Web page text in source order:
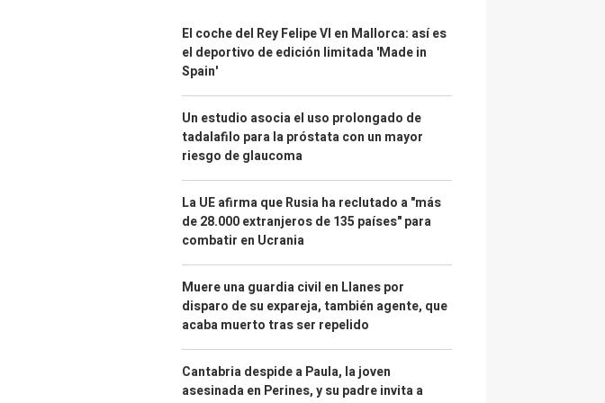
El coche del Rey Felipe VI en Mallorca: así es
el deportivo de edición limitada 'Made in
Spain'
Un estudio asocia el uso prolongado de
tadalafilo para la próstata con un mayor
riesgo de glaucoma
La UE afirma que Rusia ha reclutado a "más
de 28.000 extranjeros de 135 países" para
combatir en Ucrania
Muere una guardia civil en Llanes por
disparo de su expareja, también agente, que
acaba muerto tras ser repelido
Cantabria despide a Paula, la joven
asesinada en Perines, y su padre invita a